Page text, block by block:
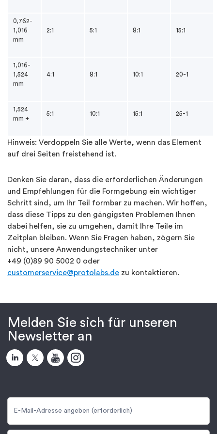
0,762-
1,016
mm
2:1 5:1 8:1 15:1
1,016-
1,524
mm
4:1 8:1 10:1 20-1
1,524
mm +
5:1 10:1 15:1 25-1
Hinweis: Verdoppeln Sie alle Werte, wenn das Element
auf drei Seiten freistehend ist.
Denken Sie daran, dass die erforderlichen Änderungen
und Empfehlungen für die Formgebung ein wichtiger
Schritt sind, um Ihr Teil formbar zu machen. Wir hoffen,
dass diese Tipps zu den gängigsten Problemen Ihnen
dabei helfen, sie zu umgehen, damit Ihre Teile im
Zeitplan bleiben. Wenn Sie Fragen haben, zögern Sie
nicht, unsere Anwendungstechniker unter
+49 (0)89 90 5002 0 oder
customerservice@protolabs.de zu kontaktieren.
Melden Sie sich für unseren
Newsletter an